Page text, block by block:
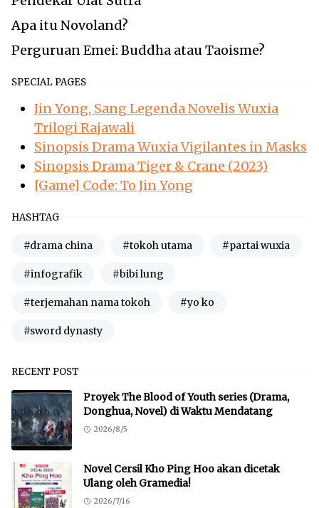
Apa itu Novoland?
Perguruan Emei: Buddha atau Taoisme?
SPECIAL PAGES
Jin Yong, Sang Legenda Novelis Wuxia
Trilogi Rajawali
Sinopsis Drama Wuxia Vigilantes in Masks
Sinopsis Drama Tiger & Crane (2023)
[Game] Code: To Jin Yong
HASHTAG
#drama china #tokoh utama #partai wuxia
#infografik #bibi lung
#terjemahan nama tokoh #yo ko
#sword dynasty
RECENT POST
Proyek The Blood of Youth series (Drama,
Donghua, Novel) di Waktu Mendatang
2026/8/5
Novel Cersil Kho Ping Hoo akan dicetak
Ulang oleh Gramedia!
2026/7/16